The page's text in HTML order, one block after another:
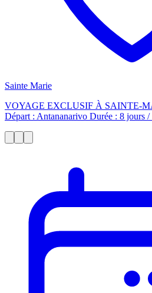
Sainte Marie
VOYAGE EXCLUSIF À SAINTE-
Départ : Antananarivo Durée : 8 jours /